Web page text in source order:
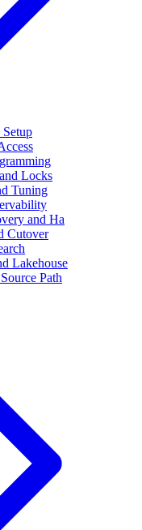
Locks
Tuning
and Ha
Cutover
Lakehouse
Path